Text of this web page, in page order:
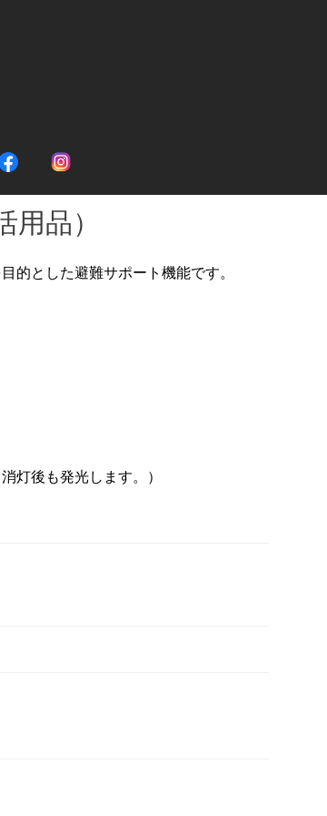
品）
的とした避難サポート機能です。
灯後も発光します。）